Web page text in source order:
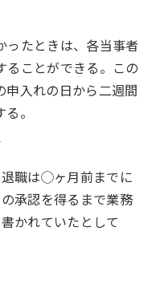
ったときは、各当事者
ることができる。この
申入れの日から二週間
。
職は◯ヶ月前までに
承認を得るまで業務
かれていたとして